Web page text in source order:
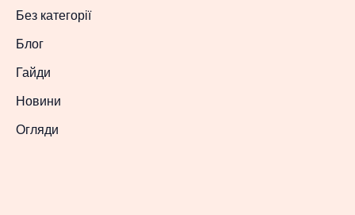
Без категорії
Блог
Гайди
Новини
Огляди